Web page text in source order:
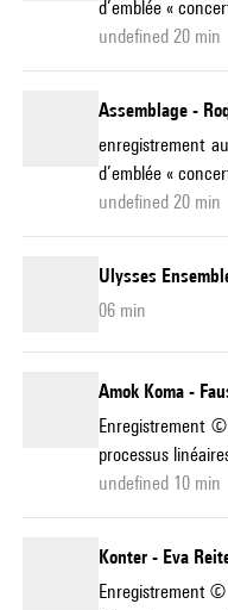
d’emblée «
undefined 20 min
Assemblage -
enregistrement
d’emblée «
undefined 20 min
Ulysses
06 min
Amok Koma -
Enregistrement
processus
undefined 10 min
Konter - Eva
Enregistrement